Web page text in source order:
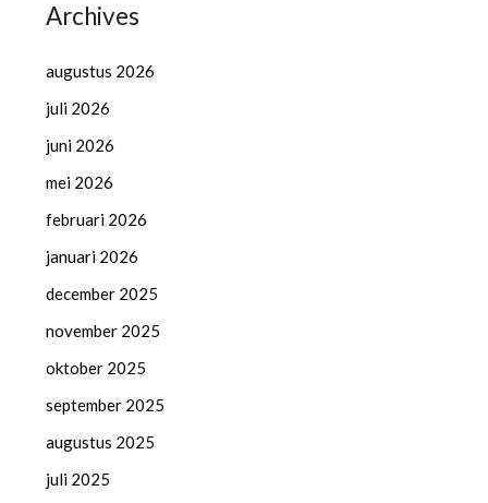
Archives
augustus 2026
juli 2026
juni 2026
mei 2026
februari 2026
januari 2026
december 2025
november 2025
oktober 2025
september 2025
augustus 2025
juli 2025